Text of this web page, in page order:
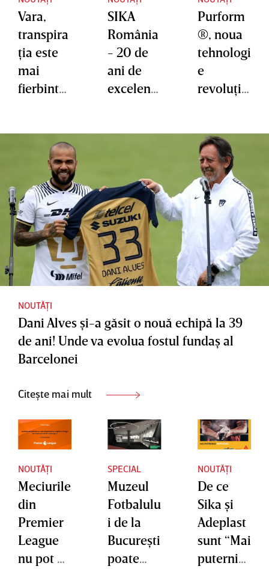
Vara,
transpira
ţia este
mai
fierbinte
sportivi
SIKA
România
- 20 de
ani de
excelenţ
Purform
®, noua
tehnologi
e
revoluţio
ă cu grijă
pentru
sănătate
NOUTĂȚI
Dani Alves şi-a găsit o nouă echipă la 39
de ani! Unde va evolua fostul fundaş al
Barcelonei
Citește mai mult
NOUTĂȚI
Meciurile
din
Premier
League
nu pot fi
SPECIAL
Muzeul
Fotbalulu
i de la
Bucureşti
poate
NOUTĂȚI
De ce
Sika şi
Adeplast
sunt “Mai
puternice